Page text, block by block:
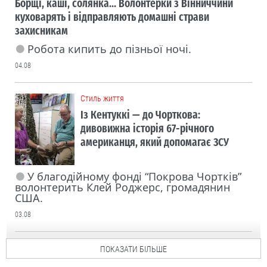
Борщі, каші, солянка... Волонтерки з Вінниччини
куховарять і відправляють домашні страви
захисникам
Робота кипить до пізньої ночі.
04.08
Cтиль життя
Із Кентуккі — до Чорткова:
дивовижна історія 67-річного
американця, який допомагає ЗСУ
У благодійному фонді “Покрова Чортків”
волонтерить Клей Роджерс, громадянин
США.
03.08
ПОКАЗАТИ БІЛЬШЕ